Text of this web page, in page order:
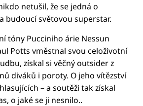
netušil, že se jedná o
budoucí světovou superstar.
tóny Pucciniho árie Nessun
Potts vměstnal svou celoživotní
získal si věčný outsider z
diváků i poroty. O jeho vítězství
– a soutěži tak získal
o jaké se ji nesnilo..